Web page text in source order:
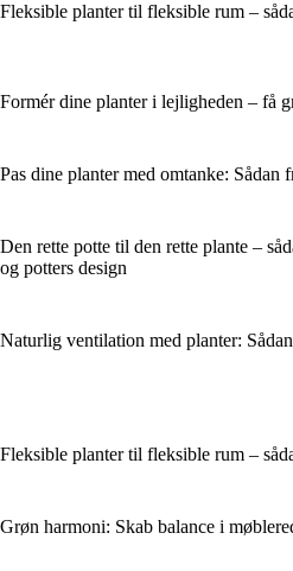
Fleksible planter til fleksible rum –
Formér dine planter i lejligheden – få
Pas dine planter med omtanke: Sådan
Den rette potte til den rette plante –
og potters design
Naturlig ventilation med planter:
Fleksible planter til fleksible rum –
Grøn harmoni: Skab balance i